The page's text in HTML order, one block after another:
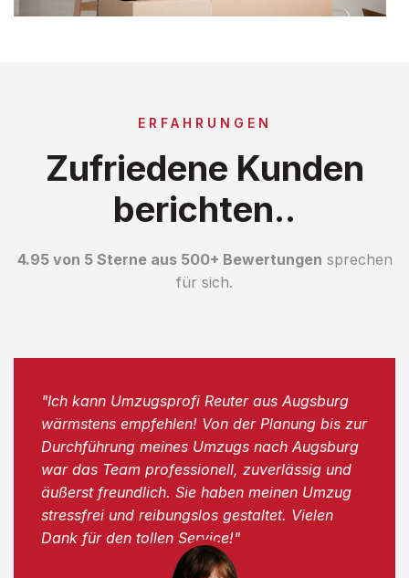
ERFAHRUNGEN
Zufriedene Kunden
berichten..
4.95 von 5 Sterne aus 500+ Bewertungen sprechen
für sich.
"Ich kann Umzugsprofi Reuter aus Augsburg
wärmstens empfehlen! Von der Planung bis zur
Durchführung meines Umzugs nach Augsburg
war das Team professionell, zuverlässig und
äußerst freundlich. Sie haben meinen Umzug
stressfrei und reibungslos gestaltet. Vielen
Dank für den tollen Service!"